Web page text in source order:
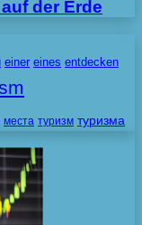
der Erde
einer eines entdecken
места туризм туризма